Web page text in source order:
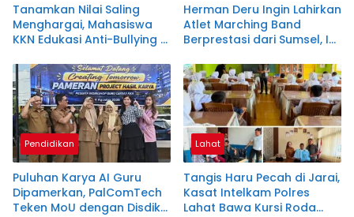
Tanamkan Nilai Saling
Menghargai, Mahasiswa
KKN Edukasi Anti-Bullying di
Herman Deru Ingin Lahirkan
Atlet Marching Band
Berprestasi dari Sumsel, Ini
Pendidikan
Puluhan Karya AI Guru
Dipamerkan, PalComTech
Teken MoU dengan Disdik
Lahat
Tangis Haru Pecah di Jarai,
Kasat Intelkam Polres
Lahat Bawa Kursi Roda